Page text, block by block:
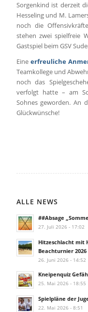
Sorgenkind ist derzeit
Hesseling und M.
noch die
stehen zwei spielfreie
Gastspiel beim GSV
Eine erfreuliche
Teamkollege und
noch das
verfolgt hatte – am
Sohnes geworden. An
Glückwünsche!
ALLE NEWS
##Absage
27. Juli 2026 - 17:02
Hitzeschlacht mit
Beachturnier 2026
26. Juni 2026 - 14:52
Kneipenquiz
25. Mai 2026 - 18:55
Spielpläne der
22. Mai 2026 - 8:51